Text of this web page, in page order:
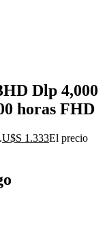
Dlp 4,000
horas FHD
U$S 1.333El precio